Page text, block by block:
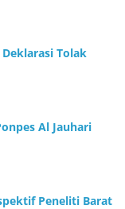
Tolak
Al Jauhari
Peneliti Barat